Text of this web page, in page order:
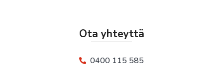
Ota yhteyttä
0400 115 585